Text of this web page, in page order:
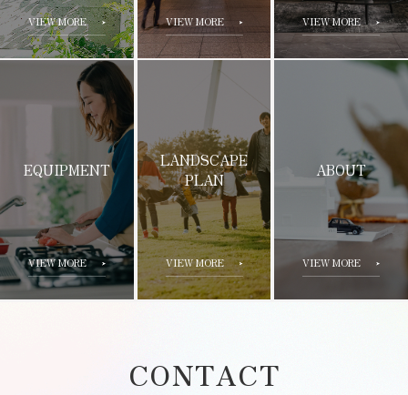
VIEW MORE VIEW MORE VIEW MORE
EQUIPMENT
VIEW MORE
LANDSCAPE
PLAN
VIEW MORE
ABOUT
VIEW MORE
CONTACT